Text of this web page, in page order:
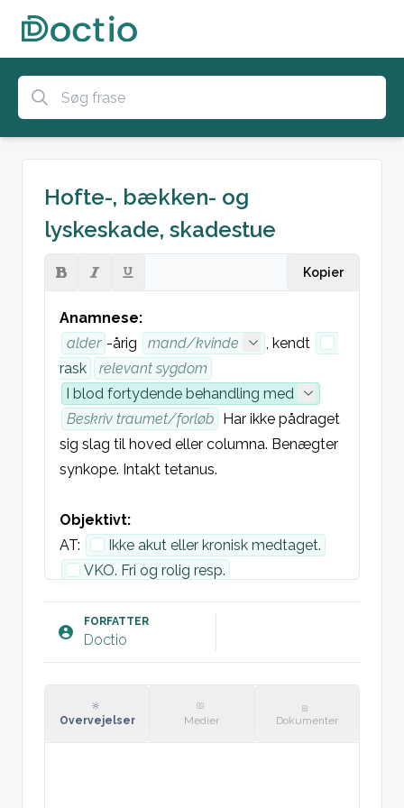
Hofte-, bækken- og
lyskeskade, skadestue
Kopier
Anamnese:
alder -årig mand/kvinde
, kendt
rask
relevant sygdom
I blod fortydende behandling med
Beskriv traumet/forløb
Har ikke pådraget
sig slag til hoved eller columna. Benægter
synkope. Intakt tetanus.
Objektivt:
AT:
Ikke akut eller kronisk medtaget.
VKO. Fri og rolig resp.
Ingen synlig forkortning af UE eller
fejlstilling. Ingen hævelse eller misfarvning.
indirekte ømhed,
støtte/ej mobiliseres
FORFATTER
Doctio
Overvejelser Medier Dokumenter